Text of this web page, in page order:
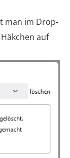
man im Drop-
auf